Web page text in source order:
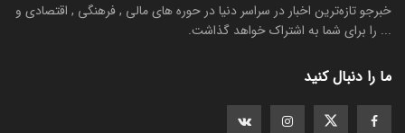
خبرجو تازه‌ترین اخبار در سراسر دنیا در حوره های مالی , فرهنگی , اقتصادی و
... را برای شما به اشتراک خواهد گذاشت.
ما را دنبال کنید